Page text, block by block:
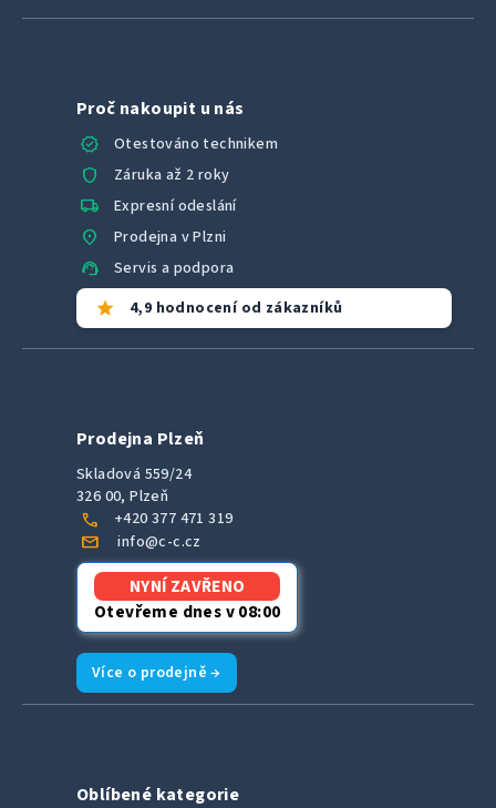
Proč nakoupit u nás
verified
Otestováno technikem
shield Záruka až 2 roky
local_shipping Expresní odeslání
location_on Prodejna v Plzni
support_agent Servis a podpora
star 4,9 hodnocení od zákazníků
Prodejna Plzeň
Skladová 559/24
326 00, Plzeň
call +420 377 471 319
mail info@c-c.cz
NYNÍ ZAVŘENO
Otevřeme dnes v 08:00
Více o prodejně →
Oblíbené kategorie